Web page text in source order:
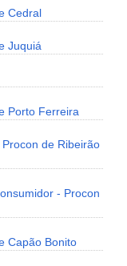
Cedral
Juquiá
Porto Ferreira
de Ribeirão
- Procon
Capão Bonito